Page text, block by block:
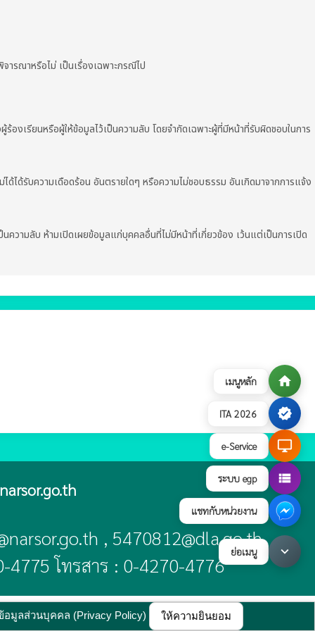
มูลส่วนบุคคล (Privacy Policy) ให้ความยินยอม
เมนูหลัก home
ITA 2026 verified
e-Service desktop_windows
ระบบ egp view_list
แชทกับหน่วยงาน
ย่อเมนู keyboard_arrow_down
รณาหรือไม่ เป็นเรื่องเฉพาะกรณีไป
งเรียนหรือผู้ให้ข้อมูลไว้เป็นความลับ โดยจำกัดเฉพาะผู้ที่มีหน้าที่รับผิดชอบในการ
ได้รับความเดือดร้อน อันตรายใดๆ หรือความไม่ชอบธรรม อันเกิดมาจากการแจ้ง
วามลับ ห้ามเปิดเผยข้อมูลแก่บุคคลอื่นที่ไม่มีหน้าที่เกี่ยวข้อง เว้นแต่เป็นการเปิด
, 5470812@dla.go.th
โทรสาร : 0-4270-4776
ายการคุ้มครองข้อมูลส่วนบุคคล update : 17 กรกฎาคม 2569